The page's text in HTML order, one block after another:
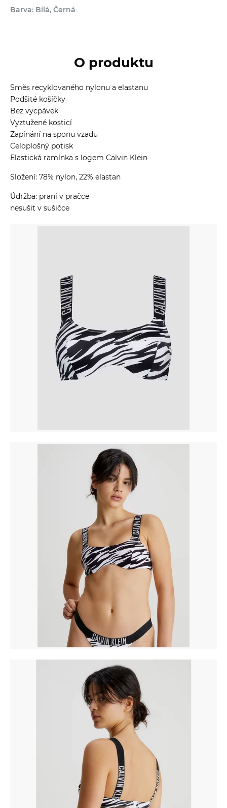
Barva: Bílá, Černá
O produktu
Směs recyklovaného nylonu a elastanu
Podšité košíčky
Bez vycpávek
Vyztužené kosticí
Zapínání na sponu vzadu
Celoplošný potisk
Elastická ramínka s logem Calvin Klein
Složení: 78% nylon, 22% elastan
Údržba: praní v pračce
nesušit v sušičce